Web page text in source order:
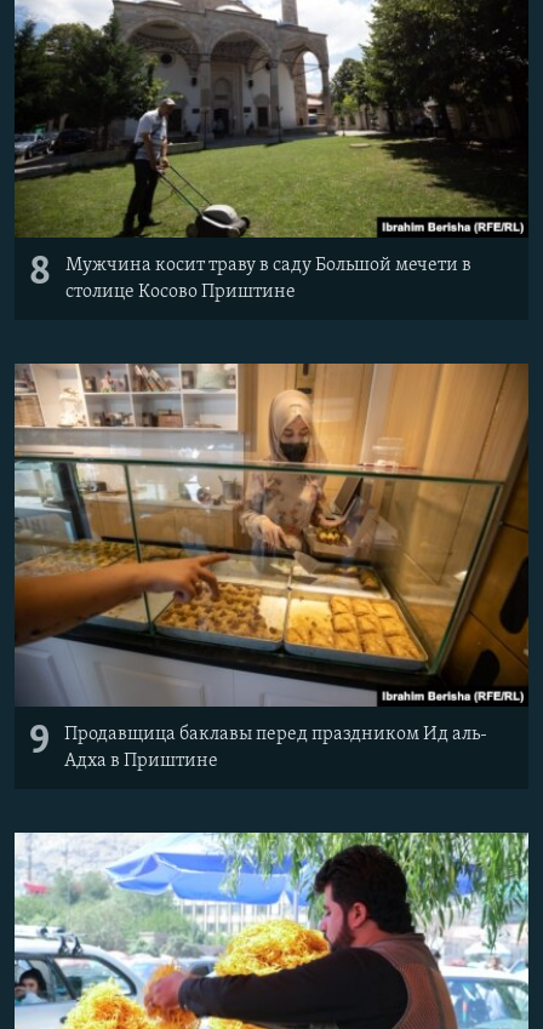
8
Мужчина косит траву в саду Большой мечети в
столице Косово Приштине
9
Продавщица баклавы перед праздником Ид аль-
Адха в Приштине